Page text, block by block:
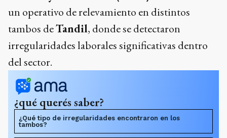
un operativo de relevamiento en distintos
tambos deTandil, donde se detectaron
irregularidades laborales significativas dentro
del sector.
¿qué querés saber?
¿Qué tipo de irregularidades encontraron en los
tambos?